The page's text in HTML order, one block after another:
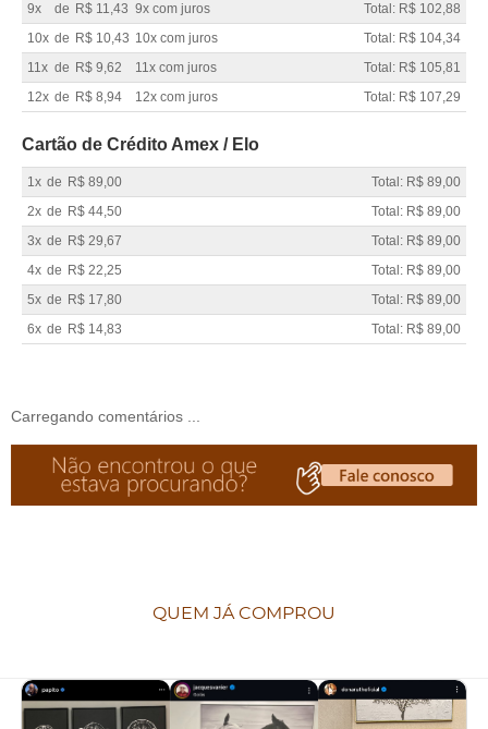
9x
de R$ 11,43 9x com juros
Total: R$ 102,88
10x de R$ 10,43 10x com juros
Total: R$ 104,34
11x de R$ 9,62 11x com juros
Total: R$ 105,81
12x de R$ 8,94 12x com juros Total: R$ 107,29
Cartão de Crédito Amex / Elo
1x de R$ 89,00
Total: R$ 89,00
2x de R$ 44,50
Total: R$ 89,00
3x de R$ 29,67
Total: R$ 89,00
4x de R$ 22,25
Total: R$ 89,00
5x de R$ 17,80
Total: R$ 89,00
6x de R$ 14,83 Total: R$ 89,00
Carregando comentários ...
QUEM JÁ COMPROU